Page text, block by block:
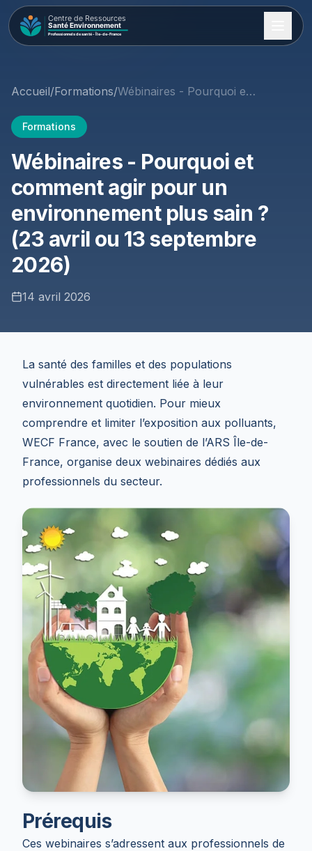
Accueil/Formations/ Wébinaires - Pourquoi et comment agir pour un environnement plus sain ? (23 avril ou 13 septembre 2026)
Formations
Wébinaires - Pourquoi et
comment agir pour un
environnement plus sain ?
(23 avril ou 13 septembre
2026)
14 avril 2026
La santé des familles et des populations
vulnérables est directement liée à leur
environnement quotidien. Pour mieux
comprendre et limiter l’exposition aux polluants,
WECF France, avec le soutien de l’ARS Île-de-
France, organise deux webinaires dédiés aux
professionnels du secteur.
Prérequis
Ces webinaires s’adressent aux professionnels de